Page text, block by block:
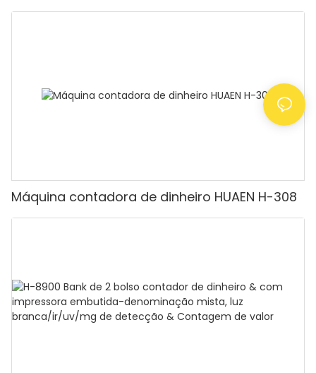
UV/Magnético/Infravermelho/Falsificante,
Máquina contadora de dinheiro HUAEN H-308